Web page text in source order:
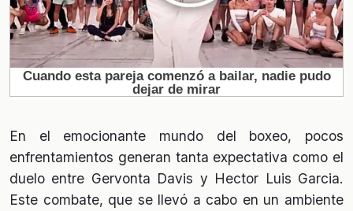
En el emocionante mundo del boxeo, pocos
enfrentamientos generan tanta expectativa como el
duelo entre Gervonta Davis y Hector Luis Garcia.
Este combate, que se llevó a cabo en un ambiente